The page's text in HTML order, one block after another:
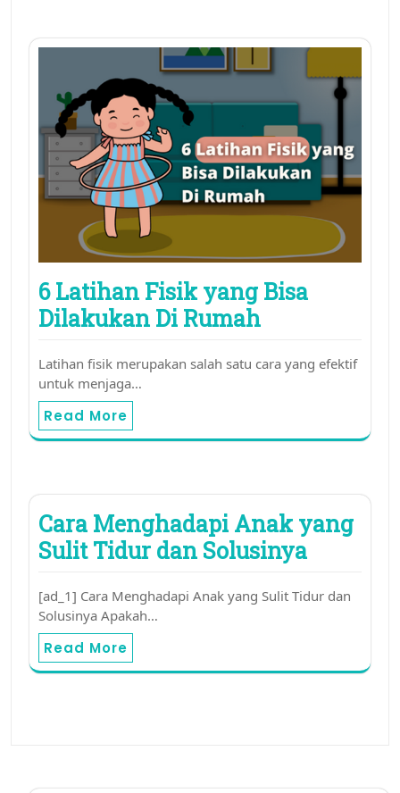
6 Latihan Fisik yang Bisa
Dilakukan Di Rumah
Latihan fisik merupakan salah satu cara yang efektif
untuk menjaga…
Read More
Cara Menghadapi Anak yang
Sulit Tidur dan Solusinya
[ad_1] Cara Menghadapi Anak yang Sulit Tidur dan
Solusinya Apakah…
Read More